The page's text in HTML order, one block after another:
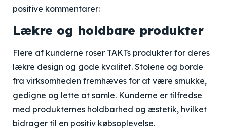
positive kommentarer:
Lækre og holdbare produkter
Flere af kunderne roser TAKTs produkter for deres
lækre design og gode kvalitet. Stolene og borde
fra virksomheden fremhæves for at være smukke,
gedigne og lette at samle. Kunderne er tilfredse
med produkternes holdbarhed og æstetik, hvilket
bidrager til en positiv købsoplevelse.